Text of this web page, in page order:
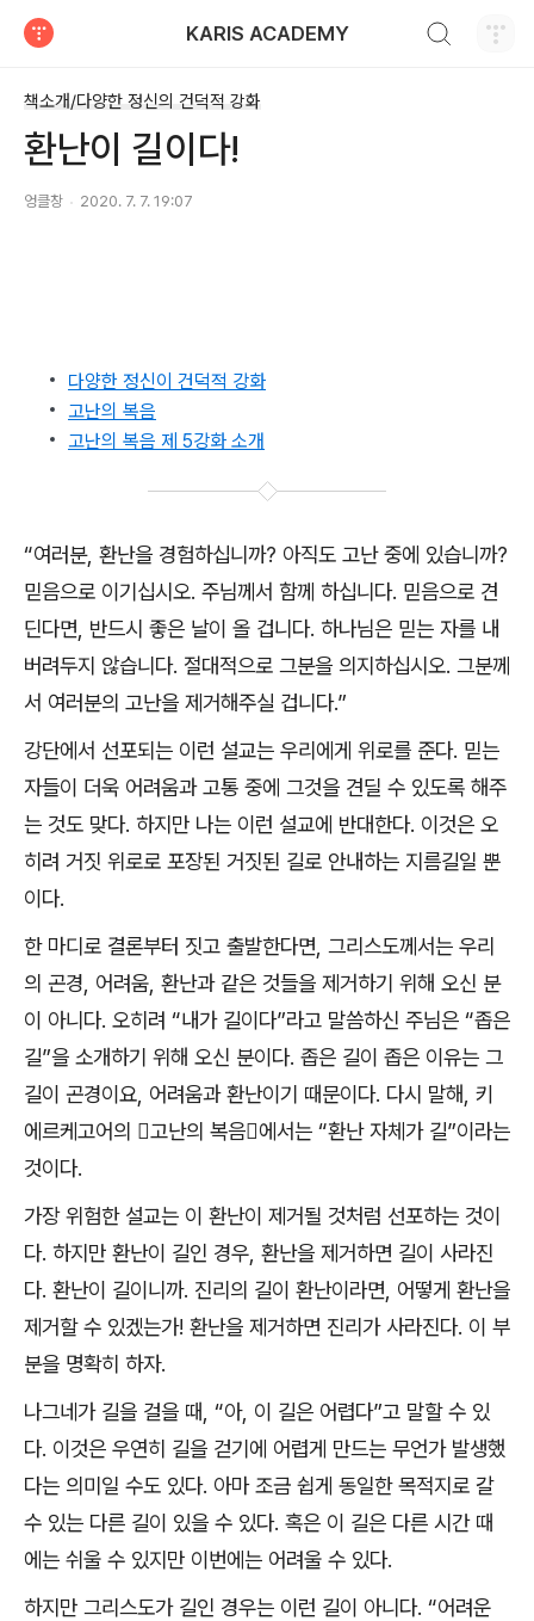
KARIS ACADEMY
책소개/다양한 정신의 건덕적 강화
환난이 길이다!
엉클창 2020. 7. 7. 19:07
다양한 정신이 건덕적 강화
고난의 복음
고난의 복음 제 5강화 소개
“여러분, 환난을 경험하십니까? 아직도 고난 중에 있습니까?
믿음으로 이기십시오. 주님께서 함께 하십니다. 믿음으로 견
딘다면 반드시 좋은 날이 올 겁니다. 하나님은 믿는 자를 내
버려두지 않습니다. 절대적으로 그분을 의지하십시오. 그분께
서 여러분의 고난을 제거해주실 겁니다.”
강단에서 선포되는 이런 설교는 우리에게 위로를 준다. 믿는
자들이 더욱 어려움과 고통 중에 그것을 견딜 수 있도록 해주
는 것도 맞다. 하지만 나는 이런 설교에 반대한다. 이것은 오
히려 거짓 위로로 포장된 거짓된 길로 안내하는 지름길일 뿐
이다.
한 마디로 결론부터 짓고 출발한다면 그리스도께서는 우리
의 곤경 어려움 환난과 같은 것들을 제거하기 위해 오신 분
이 아니다. 오히려 “내가 길이다”라고 말씀하신 주님은 “좁은
길”을 소개하기 위해 오신 분이다. 좁은 길이 좁은 이유는 그
길이 곤경이요 어려움과 환난이기 때문이다. 다시 말해 키
에르케고어의 󰡔고난의 복음󰡕에서는 “환난 자체가 길”이라는
것이다.
가장 위험한 설교는 이 환난이 제거될 것처럼 선포하는 것이
다. 하지만 환난이 길인 경우 환난을 제거하면 길이 사라진
다. 환난이 길이니까. 진리의 길이 환난이라면 어떻게 환난을
제거할 수 있겠는가! 환난을 제거하면 진리가 사라진다. 이 부
분을 명확히 하자.
나그네가 길을 걸을 때 , “아, 이 길은 어렵다”고 말할 수 있
다. 이것은 우연히 길을 걷기에 어렵게 만드는 무언가 발생했
다는 의미일 수도 있다. 아마 조금 쉽게 동일한 목적지로 갈
수 있는 다른 길이 있을 수 있다. 혹은 이 길은 다른 시간 때
에는 쉬울 수 있지만 이번에는 어려울 수 있다.
하지만 그리스도가 길인 경우는 이런 길이 아니다. “어려운